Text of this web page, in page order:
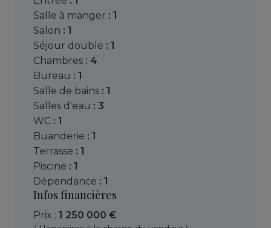
salle à manger : 1
salon : 1
séjour double : 1
chambres : 4
bureau : 1
salle de bains : 1
salles d'eau : 3
WC : 1
buanderie : 1
terrasse : 1
piscine : 1
dépendance : 1
Infos financières
Prix : 1 250 000 €